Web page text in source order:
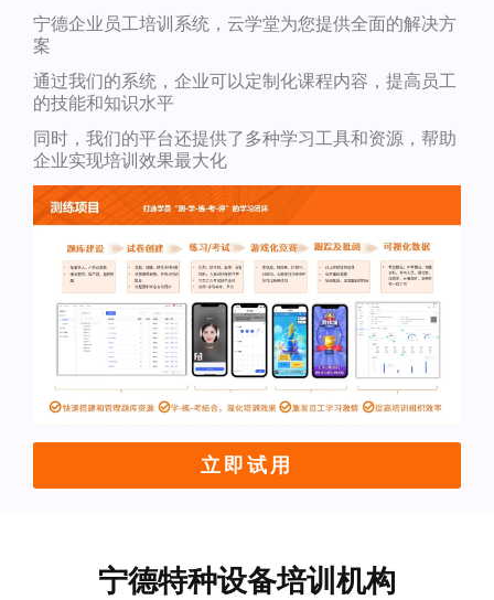
宁德企业员工培训系统，云学堂为您提供全面的解决方
案
通过我们的系统，企业可以定制化课程内容，提高员工
的技能和知识水平
同时，我们的平台还提供了多种学习工具和资源，帮助
企业实现培训效果最大化
立即试用
宁德特种设备培训机构